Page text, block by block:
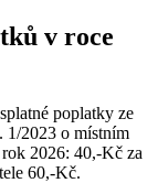
v roce
poplatky ze
1/2023 o místním
2026: 40,-Kč za
60,-Kč.